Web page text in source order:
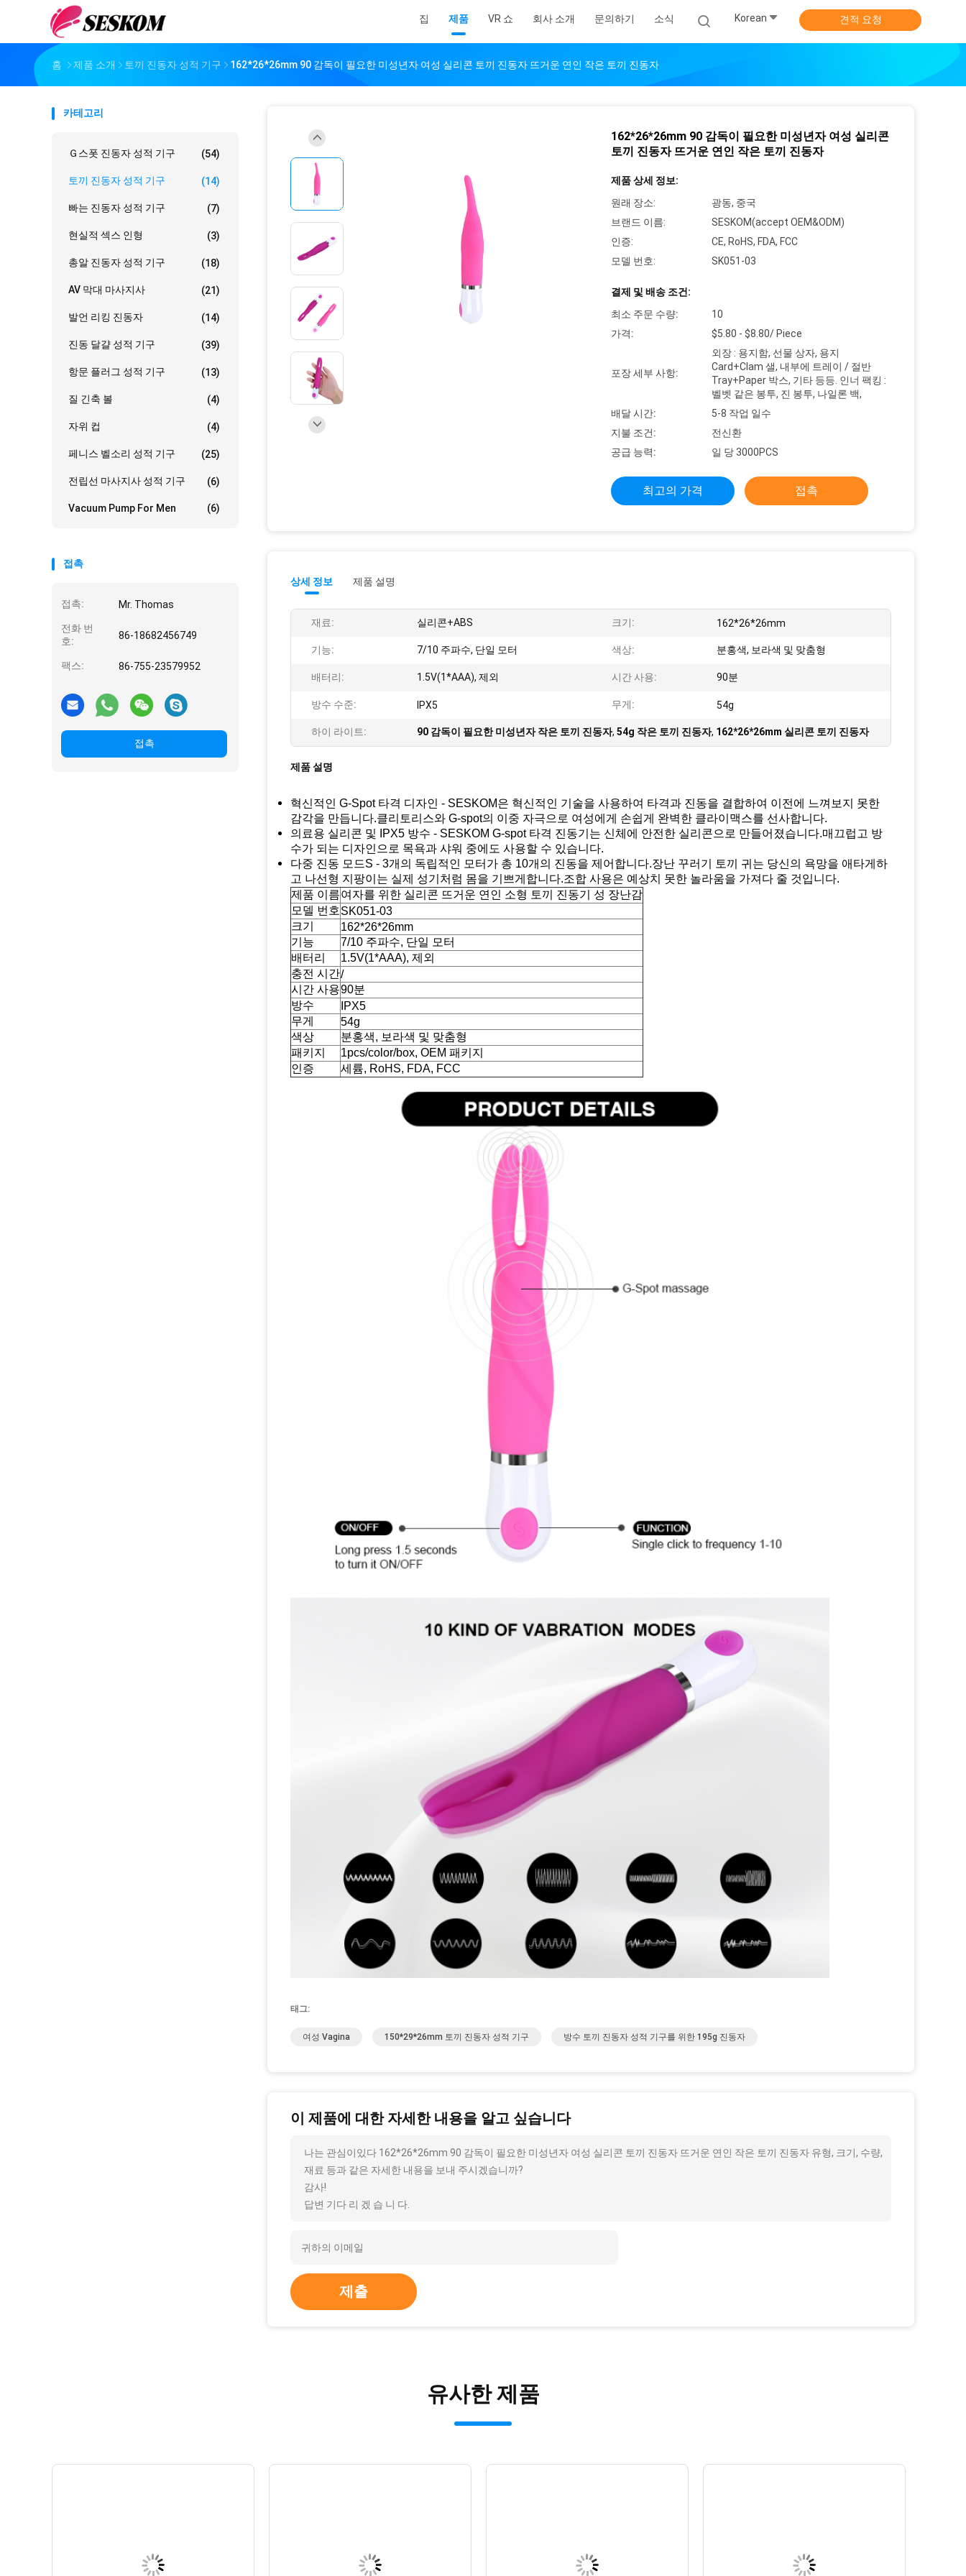
집 제품 VR 쇼 회사 소개 문의하기 소식 Korean 견적 요청
홈 제품 소개 토끼 진동자 성적 기구 162*26*26mm 90 감독이 필요한 미성년자 여성 실리콘 토끼 진동자 뜨거운 연인 작은 토끼 진동자
카테고리
Ｇ스폿 진동자 성적 기구 (54)
토끼 진동자 성적 기구 (14)
빠는 진동자 성적 기구 (7)
현실적 섹스 인형 (3)
총알 진동자 성적 기구 (18)
AV 막대 마사지사 (21)
발언 리킹 진동자 (14)
진동 달걀 성적 기구 (39)
항문 플러그 성적 기구 (13)
질 긴축 볼 (4)
자위 컵 (4)
페니스 벨소리 성적 기구 (25)
전립선 마사지사 성적 기구 (6)
Vacuum Pump For Men (6)
접촉
접촉: Mr. Thomas
전화 번
호:
86-18682456749
팩스: 86-755-23579952
접촉
162*26*26mm 90 감독이 필요한 미성년자 여성 실리콘
토끼 진동자 뜨거운 연인 작은 토끼 진동자
제품 상세 정보:
원래 장소:
광동, 중국
브랜드 이름:
SESKOM(accept OEM&ODM)
인증:
CE, RoHS, FDA, FCC
모델 번호:
SK051-03
결제 및 배송 조건:
최소 주문 수량:
10
가격:
$5.80 - $8.80/ Piece
포장 세부 사항:
외장 : 용지함, 선물 상자, 용지
Card+Clam 샐, 내부에 트레이 / 절반
Tray+Paper 박스, 기타 등등. 인너 팩킹 :
벨벳 같은 봉투, 진 봉투, 나일론 백,
배달 시간:
5-8 작업 일수
지불 조건:
전신환
공급 능력:
일 당 3000PCS
최고의 가격 접촉
상세 정보 제품 설명
재료: 실리콘+ABS 크기: 162*26*26mm
기능: 7/10 주파수, 단일 모터 색상: 분홍색, 보라색 및 맞춤형
배터리: 1.5V(1*AAA), 제외 시간 사용: 90분
방수 수준: IPX5 무게: 54g
하이 라이트: 90 감독이 필요한 미성년자 작은 토끼 진동자, 54g 작은 토끼 진동자, 162*26*26mm 실리콘 토끼 진동자
제품 설명
혁신적인 G-Spot 타격 디자인 - SESKOM은 혁신적인 기술을 사용하여 타격과 진동을 결합하여 이전에 느껴보지 못한
감각을 만듭니다.클리토리스와 G-spot의 이중 자극으로 여성에게 손쉽게 완벽한 클라이맥스를 선사합니다.
의료용 실리콘 및 IPX5 방수 - SESKOM G-spot 타격 진동기는 신체에 안전한 실리콘으로 만들어졌습니다.매끄럽고 방
수가 되는 디자인으로 목욕과 샤워 중에도 사용할 수 있습니다.
다중 진동 모드S - 3개의 독립적인 모터가 총 10개의 진동을 제어합니다.장난 꾸러기 토끼 귀는 당신의 욕망을 애타게하
고 나선형 지팡이는 실제 성기처럼 몸을 기쁘게합니다.조합 사용은 예상치 못한 놀라움을 가져다 줄 것입니다.
제품 이름여자를 위한 실리콘 뜨거운 연인 소형 토끼 진동기 성 장난감
모델 번호 SK051-03
크기
162*26*26mm
기능
7/10 주파수, 단일 모터
배터리
1.5V(1*AAA), 제외
충전 시간/
시간 사용90분
방수
IPX5
무게
54g
색상
분홍색, 보라색 및 맞춤형
패키지
1pcs/color/box, OEM 패키지
인증
세륨, RoHS, FDA, FCC
태그:
여성 Vagina 150*29*26mm 토끼 진동자 성적 기구 방수 토끼 진동자 성적 기구를 위한 195g 진동자
이 제품에 대한 자세한 내용을 알고 싶습니다
나는 관심이있다 162*26*26mm 90 감독이 필요한 미성년자 여성 실리콘 토끼 진동자 뜨거운 연인 작은 토끼 진동자 유형, 크기, 수량,
재료 등과 같은 자세한 내용을 보내 주시겠습니까?
감사!
답변 기다 리 겠 습 니 다.
제출
유사한 제품